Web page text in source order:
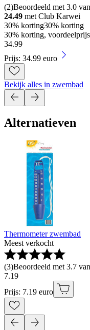
(2)Beoordeeld met 3.0
24.49 met Club Karwei
30% korting30% korting
30% korting,
34.99
Prijs: 34.99 euro
Bekijk alles in zwembad
Alternatieven
Thermometer zwembad
Meest verkocht
(3)Beoordeeld met 3.7
7.19
Prijs: 7.19 euro